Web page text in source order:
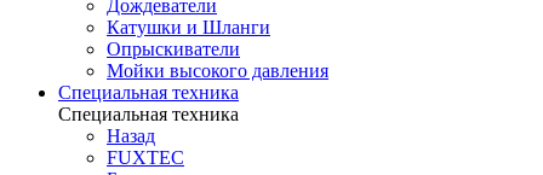
Дождеватели
Катушки и Шланги
Опрыскиватели
Мойки высокого давления
Специальная техника
Специальная техника
Назад
FUXTEC